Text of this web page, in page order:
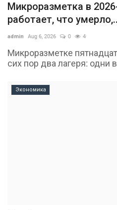
Микроразметка в
работает, что
admin Aug 6, 2026 0 4
Микроразметке
сих пор два лагеря: одни
Экономика